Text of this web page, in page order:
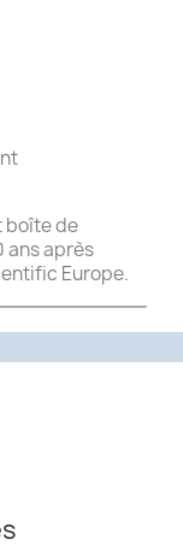
boîte de
ans après
Europe.